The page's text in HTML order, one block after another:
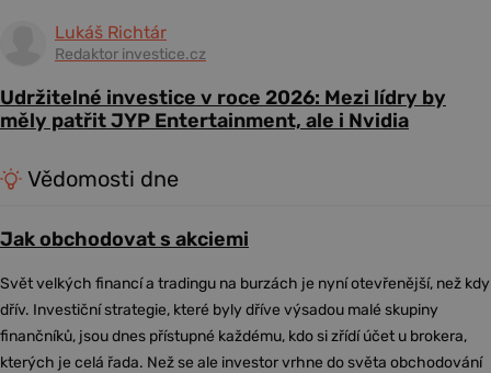
Lukáš Richtár
Redaktor investice.cz
Udržitelné investice v roce 2026: Mezi lídry by
měly patřit JYP Entertainment, ale i Nvidia
Vědomosti dne
Jak obchodovat s akciemi
Svět velkých financí a tradingu na burzách je nyní otevřenější, než kdy
dřív. Investiční strategie, které byly dříve výsadou malé skupiny
finančníků, jsou dnes přístupné každému, kdo si zřídí účet u brokera,
kterých je celá řada. Než se ale investor vrhne do světa obchodování